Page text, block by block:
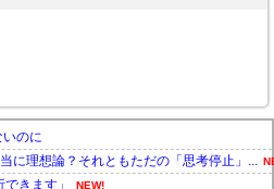
のに
に理想論？それともただの「思考停止」...
きます」 NEW!